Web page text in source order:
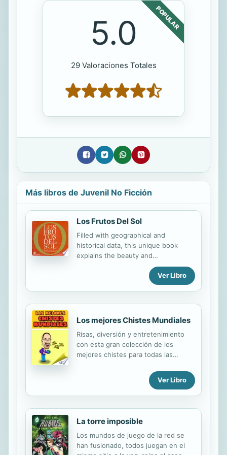
POPULAR
5.0
29 Valoraciones Totales
Más libros de Juvenil No Ficción
Los Frutos Del Sol
Filled with geographical and
historical data, this unique book
explains the beauty and
characteristics of the Chihuahua
desert, the largest desert in Mexico.
Ver Libro
Los mejores Chistes Mundiales
Risas, diversión y entretenimiento
con esta gran colección de los
mejores chistes para todas las
0.0px 0.0px; font: 10.1px Verdana}
Ver Libro
La torre imposible
Los mundos de juego de la red se
han fusionado, todos juegan en el